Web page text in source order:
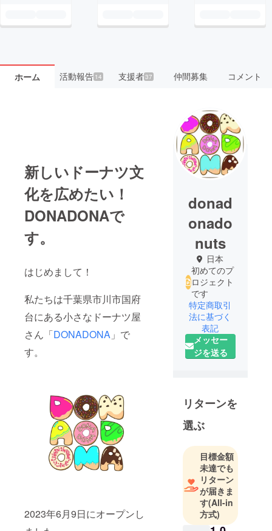
ホーム 活動報告14 支援者37 仲間募集 コメント
新しいドーナツ文
化を広めたい！
DONADONAで
す。
はじめまして！
私たちは千葉県市川市国府
台にある小さなドーナツ屋
さん「DONADONA 」で
す。
2023年6月9日にオープンし
donad
onado
nuts
日本
初めてのプ
ロジェクト
です
特定商取引
法に基づく
表記
メッセー
ジを送る
リターンを
選ぶ
目標金額
未達でも
リターン
が届きま
す(All-in
方式)